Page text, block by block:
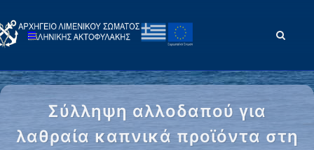
Σύλληψη αλλοδαπού για
λαθραία καπνικά προϊόντα στη